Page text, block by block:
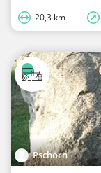
20,3 km
Pschörn